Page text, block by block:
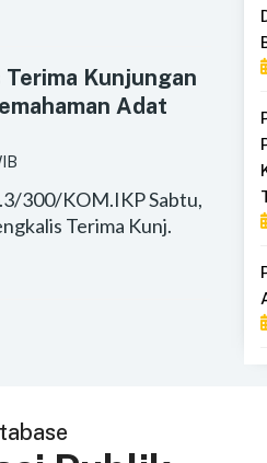
Kunjungan
Adat
300/KOM.IKP Sabtu,
Terima Kunj.